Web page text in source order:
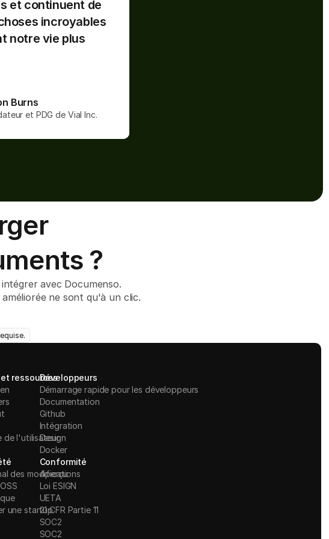
les entreprises et
livrer des choses
qui rendent notre vie
et continuent de
incroyables
notre vie plus
Burns
et PDG de Vial Inc.
?
avec Documenso.
ne sont qu'à un clic.
ressources
de l'utilisateur
Développeurs
Démarrage rapide pour les développeurs
Documentation
Github
Intégration
Design
Docker
des modifications
une startup
Conformité
Aperçu
Loi ESIGN
UETA
21 CFR Partie 11
SOC2
SOC2